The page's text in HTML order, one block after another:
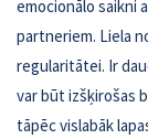
emocionālo saikni
partneriem. Liela
regularitātei. Ir
var būt izšķirošas
tāpēc vislabāk